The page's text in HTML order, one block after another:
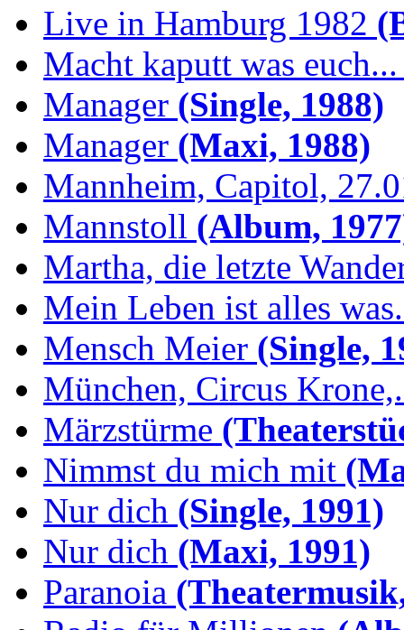
Live in Hamburg 1982
Macht kaputt was euch...
Manager (Single, 1988)
Manager (Maxi, 1988)
Mannheim, Capitol,
Mannstoll (Album,
Martha, die letzte
Mein Leben ist alles
Mensch Meier (Single,
München, Circus
Märzstürme
Nimmst du mich mit
Nur dich (Single, 1991)
Nur dich (Maxi, 1991)
Paranoia